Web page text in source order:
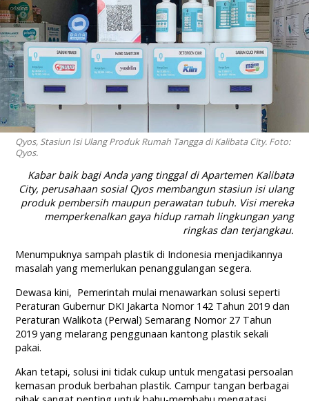
Qyos, Stasiun Isi Ulang Produk Rumah Tangga di Kalibata City. Foto:
Qyos.
Kabar baik bagi Anda yang tinggal di Apartemen Kalibata
City, perusahaan sosial Qyos membangun stasiun isi ulang
produk pembersih maupun perawatan tubuh. Visi mereka
memperkenalkan gaya hidup ramah lingkungan yang
ringkas dan terjangkau.
Menumpuknya sampah plastik di Indonesia menjadikannya
masalah yang memerlukan penanggulangan segera.
Dewasa kini, Pemerintah mulai menawarkan solusi seperti
Peraturan Gubernur DKI Jakarta Nomor 142 Tahun 2019 dan
Peraturan Walikota (Perwal) Semarang Nomor 27 Tahun
2019 yang melarang penggunaan kantong plastik sekali
pakai.
Akan tetapi, solusi ini tidak cukup untuk mengatasi persoalan
kemasan produk berbahan plastik. Campur tangan berbagai